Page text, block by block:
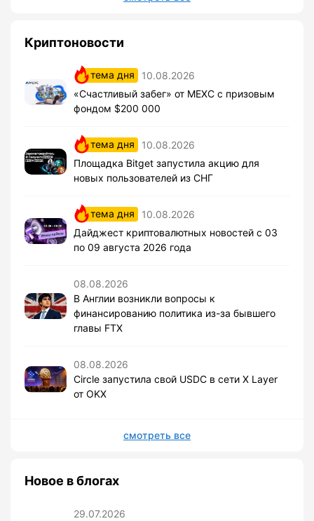
Криптоновости
тема дня
10.08.2026
«Счастливый забег» от MEXC с призовым
фондом $200 000
тема дня
10.08.2026
Площадка Bitget запустила акцию для
новых пользователей из СНГ
тема дня
10.08.2026
Дайджест криптовалютных новостей с 03
по 09 августа 2026 года
08.08.2026
В Англии возникли вопросы к
финансированию политика из-за бывшего
главы FTX
08.08.2026
Circle запустила свой USDC в сети X Layer
от OKX
смотреть все
Новое в блогах
29.07.2026